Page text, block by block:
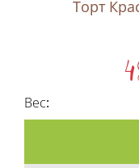
Торт
Вес